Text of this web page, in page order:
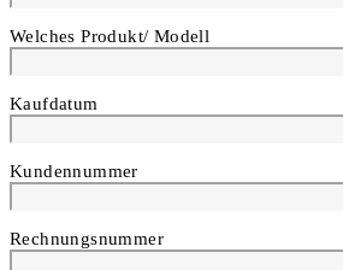
Welches Produkt/ Modell
Kaufdatum
Kundennummer
Rechnungsnummer